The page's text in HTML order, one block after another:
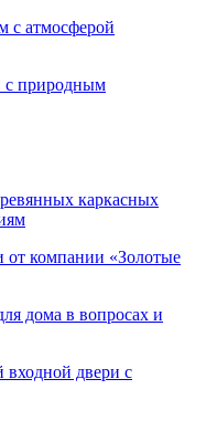
атмосферой
с природным
каркасных
от компании «Золотые
дома в вопросах и
входной двери с